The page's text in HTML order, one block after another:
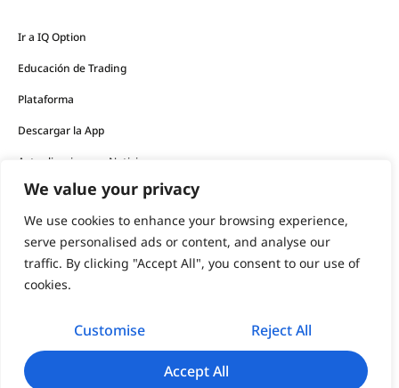
We value your privacy
We use cookies to enhance your browsing experience,
serve personalised ads or content, and analyse our
traffic. By clicking "Accept All", you consent to our use of
cookies.
Customise Reject All
Accept All
Ir a IQ Option
Educación de Trading
Plataforma
Descargar la App
Actualizaciones y Noticias
Los productos financieros ofrecidos por la empresa
conllevan un alto nivel de riesgo y pueden resultar en la
pérdida de todos sus fondos.
Nunca debe invertir dinero que no pueda permitirse perder.
support@iqoption.com